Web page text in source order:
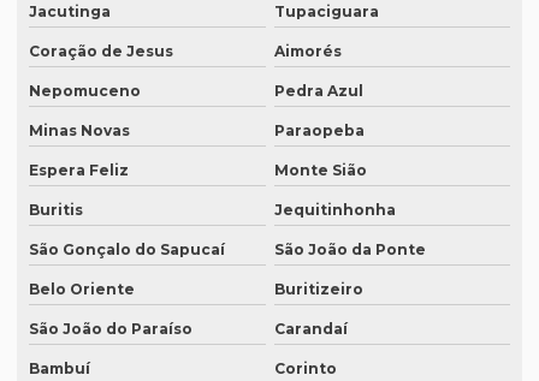
Equipamentos necessários para tradução simultânea
Equipamentos de tradução simultânea sp
Interpretação simultânea
Intérprete para congressos
Intérprete consecutivo
Intérprete de coreano em são paulo
Intérprete de espanhol em brasília
Jacutinga Tupaciguara
Coração de Jesus Aimorés
Nepomuceno Pedra Azul
Minas Novas Paraopeba
Espera Feliz Monte Sião
Buritis Jequitinhonha
São Gonçalo do Sapucaí São João da Ponte
Belo Oriente Buritizeiro
São João do Paraíso Carandaí
Bambuí Corinto